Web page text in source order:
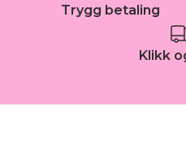
Trygg betaling
Klikk